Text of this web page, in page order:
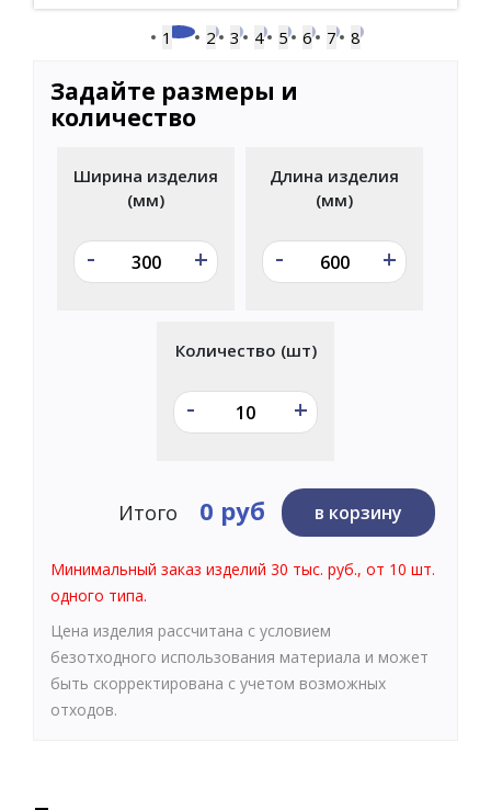
1 2 3 4 5 6 7 8
Задайте размеры и
количество
Ширина изделия
(мм)
- +
Длина изделия
(мм)
- +
Количество (шт)
- +
Итого 0 руб в корзину
Минимальный заказ изделий 30 тыс. руб., от 10 шт.
одного типа.
Цена изделия рассчитана с условием
безотходного использования материала и может
быть скорректирована с учетом возможных
отходов.